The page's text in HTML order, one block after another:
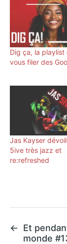
Dig ça, la playlist
vous filer des
Jas Kayser
5ive très jazz et
re:refreshed
←
Et
monde